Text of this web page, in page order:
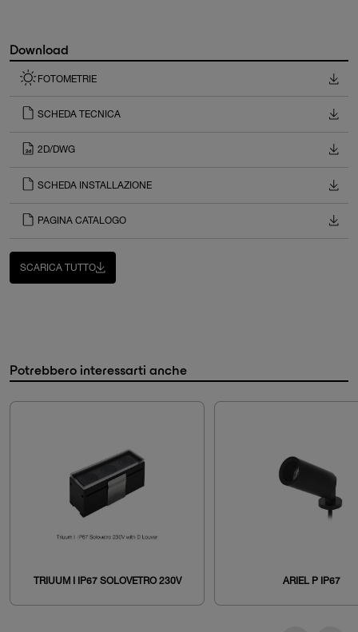
Download
FOTOMETRIE
SCHEDA TECNICA
2D/DWG
SCHEDA INSTALLAZIONE
PAGINA CATALOGO
SCARICA TUTTO
Potrebbero interessarti anche
TRIUUM I IP67 SOLOVETRO 230V ARIEL P IP67